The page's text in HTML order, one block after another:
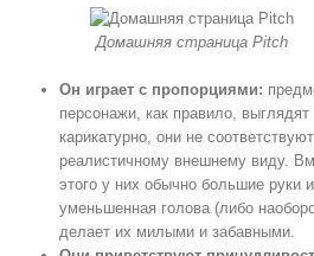
Домашняя страница Pitch
Он играет с пропорциями:
персонажи, как правило, выглядят
карикатурно, они не соответствуют
реалистичному внешнему виду.
этого у них обычно большие руки
уменьшенная голова (либо
делает их милыми и забавными.